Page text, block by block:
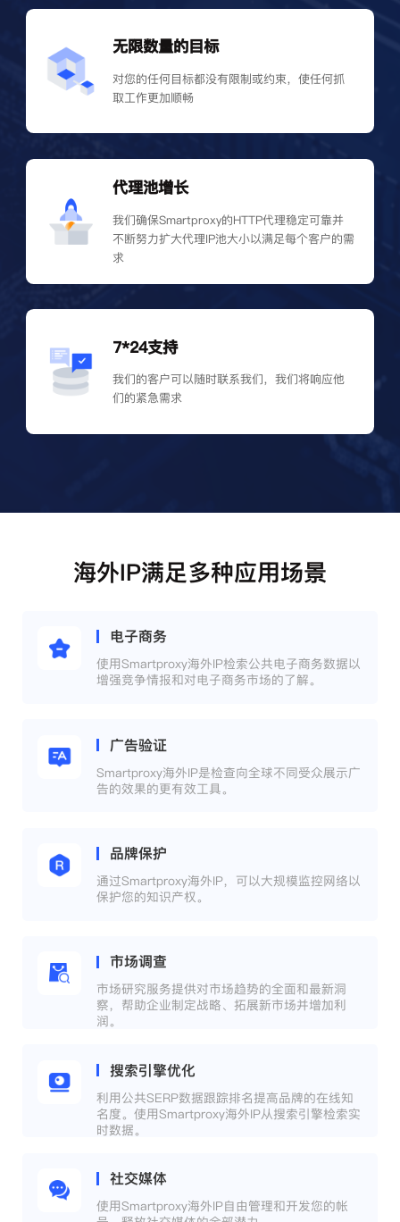
无限数量的目标
对您的任何目标都没有限制或约束，使任何抓
取工作更加顺畅
代理池增长
我们确保Smartproxy的HTTP代理稳定可靠并
不断努力扩大代理IP池大小以满足每个客户的需
求
7*24支持
我们的客户可以随时联系我们，我们将响应他
们的紧急需求
海外IP满足多种应用场景
电子商务
使用Smartproxy海外IP检索公共电子商务数据以
增强竞争情报和对电子商务市场的了解。
广告验证
Smartproxy海外IP是检查向全球不同受众展示广
告的效果的更有效工具。
品牌保护
通过Smartproxy海外IP，可以大规模监控网络以
保护您的知识产权。
市场调查
市场研究服务提供对市场趋势的全面和最新洞
察，帮助企业制定战略、拓展新市场并增加利
润。
搜索引擎优化
利用公共SERP数据跟踪排名提高品牌的在线知
名度。使用Smartproxy海外IP从搜索引擎检索实
时数据。
社交媒体
使用Smartproxy海外IP自由管理和开发您的帐